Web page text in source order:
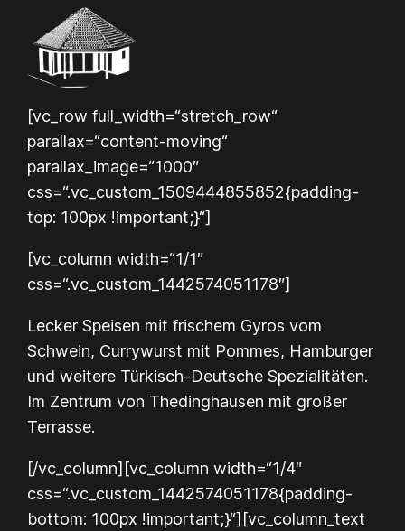
Inhalt
springen
[vc_row full_width=“stretch_row“
parallax=“content-moving“
parallax_image=“1000″
css=“.vc_custom_1509444855852{padding-
top: 100px !important;}“]
[vc_column width=“1/1″
css=“.vc_custom_1442574051178″]
Lecker Speisen mit frischem Gyros vom
Schwein, Currywurst mit Pommes, Hamburger
und weitere Türkisch-Deutsche Spezialitäten.
Im Zentrum von Thedinghausen mit großer
Terrasse.
[/vc_column][vc_column width=“1/4″
css=“.vc_custom_1442574051178{padding-
bottom: 100px !important;}“][vc_column_text